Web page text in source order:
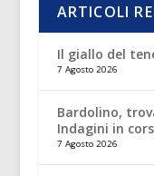
ARTICOLI
Il giallo del
7 Agosto 2026
Bardolino,
Indagini in
7 Agosto 2026